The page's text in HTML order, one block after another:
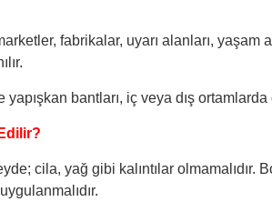
fabrikalar, uyarı alanları,
yapışkan bantları, iç veya dış
cila, yağ gibi kalıntılar olmamalıdır.